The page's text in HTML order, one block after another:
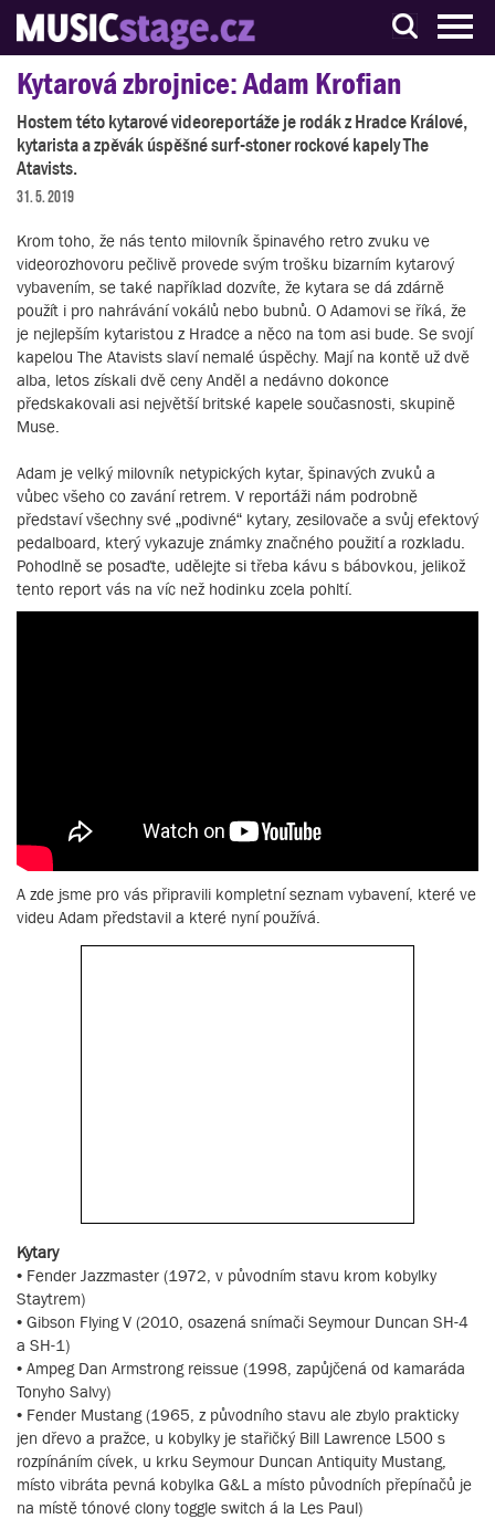
S muzikanty pro muzikanty
Kytarová zbrojnice: Adam Krofian
Hostem této kytarové videoreportáže je rodák z Hradce Králové,
kytarista a zpěvák úspěšné surf-stoner rockové kapely The
Atavists.
31. 5. 2019
Krom toho, že nás tento milovník špinavého retro zvuku ve
videorozhovoru pečlivě provede svým trošku bizarním kytarový
vybavením, se také například dozvíte, že kytara se dá zdárně
použít i pro nahrávání vokálů nebo bubnů. O Adamovi se říká, že
je nejlepším kytaristou z Hradce a něco na tom asi bude. Se svojí
kapelou The Atavists slaví nemalé úspěchy. Mají na kontě už dvě
alba, letos získali dvě ceny Anděl a nedávno dokonce
předskakovali asi největší britské kapele současnosti, skupině
Muse.
Adam je velký milovník netypických kytar, špinavých zvuků a
vůbec všeho co zavání retrem. V reportáži nám podrobně
představí všechny své „podivné“ kytary, zesilovače a svůj efektový
pedalboard, který vykazuje známky značného použití a rozkladu.
Pohodlně se posaďte, udělejte si třeba kávu s bábovkou, jelikož
tento report vás na víc než hodinku zcela pohltí.
A zde jsme pro vás připravili kompletní seznam vybavení, které ve
videu Adam představil a které nyní používá.
Kytary
• Fender Jazzmaster (1972, v původním stavu krom kobylky
Staytrem)
• Gibson Flying V (2010, osazená snímači Seymour Duncan SH-4
a SH-1)
• Ampeg Dan Armstrong reissue (1998, zapůjčená od kamaráda
Tonyho Salvy)
• Fender Mustang (1965, z původního stavu ale zbylo prakticky
jen dřevo a pražce, u kobylky je stařičký Bill Lawrence L500 s
rozpínáním cívek, u krku Seymour Duncan Antiquity Mustang,
místo vibráta pevná kobylka G&L a místo původních přepínačů je
na místě tónové clony toggle switch á la Les Paul)